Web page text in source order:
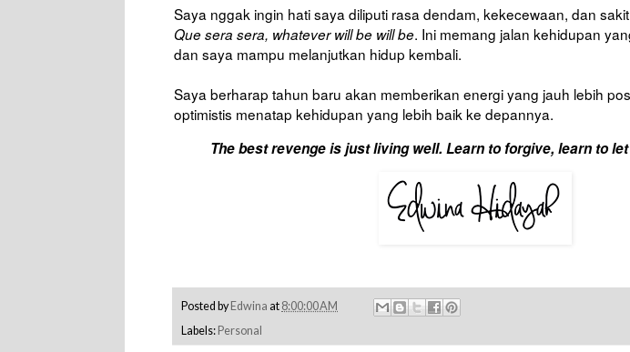
Saya nggak ingin hati saya diliputi rasa dendam, kekecewaan, dan
Que sera sera, whatever will be will be. Ini memang jalan kehidupan
dan saya mampu melanjutkan hidup kembali.
Saya berharap tahun baru akan memberikan energi yang jauh lebih
optimistis menatap kehidupan yang lebih baik ke depannya.
The best revenge is just living well. Learn to forgive, learn to let
Posted by Edwina at 8:00:00 AM
Labels: Personal